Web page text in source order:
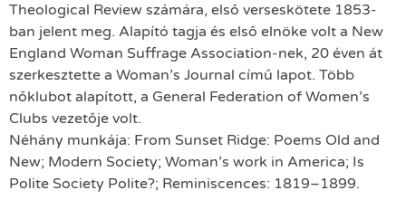
Theological Review számára, első verseskötete 1853-
ban jelent meg. Alapító tagja és első elnöke volt a New
England Woman Suffrage Association-nek, 20 éven át
szerkesztette a Woman’s Journal című lapot. Több
nőklubot alapított, a General Federation of Women’s
Clubs vezetője volt.
Néhány munkája: From Sunset Ridge: Poems Old and
New; Modern Society; Woman’s work in America; Is
Polite Society Polite?; Reminiscences: 1819–1899.